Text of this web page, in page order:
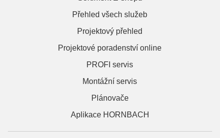
Přehled všech služeb
Projektový přehled
Projektové poradenství online
PROFI servis
Montážní servis
Plánovače
Aplikace HORNBACH